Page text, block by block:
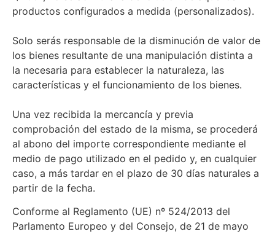
productos configurados a medida (personalizados).
Solo serás responsable de la disminución de valor de
los bienes resultante de una manipulación distinta a
la necesaria para establecer la naturaleza, las
características y el funcionamiento de los bienes.
Una vez recibida la mercancía y previa
comprobación del estado de la misma, se procederá
al abono del importe correspondiente mediante el
medio de pago utilizado en el pedido y, en cualquier
caso, a más tardar en el plazo de 30 días naturales a
partir de la fecha.
Conforme al Reglamento (UE) nº 524/2013 del
Parlamento Europeo y del Consejo, de 21 de mayo